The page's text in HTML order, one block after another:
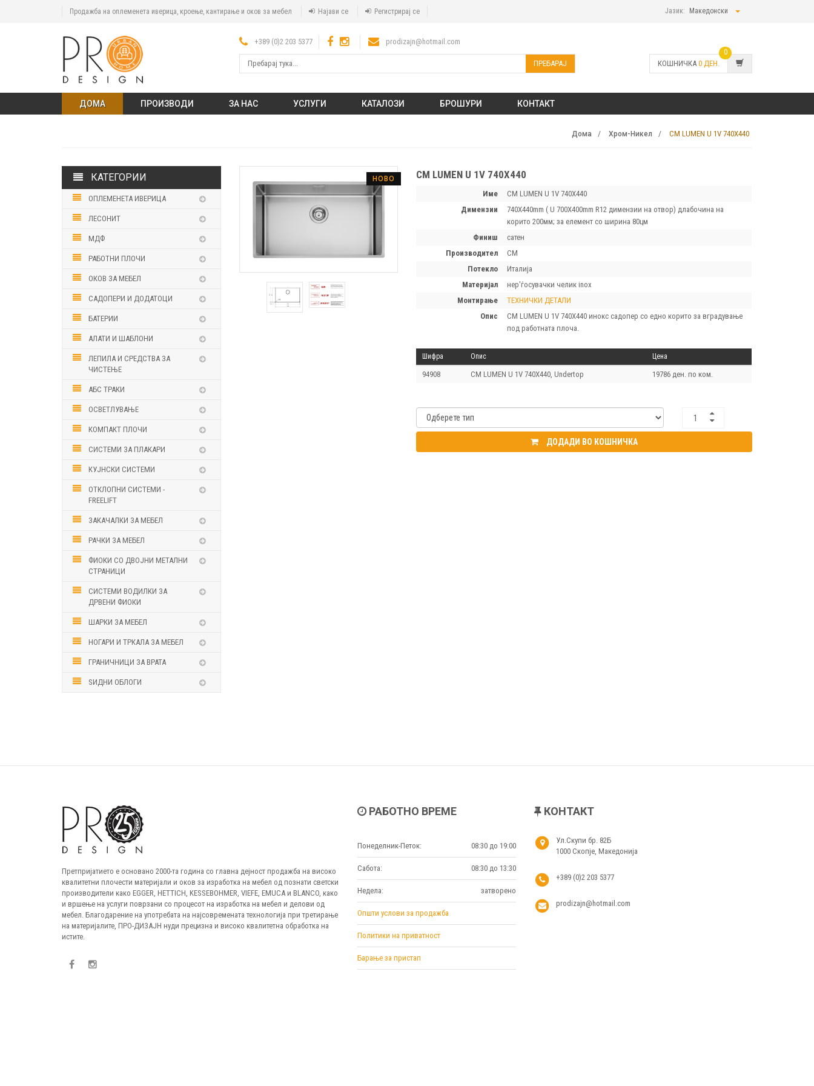
Продажба на оплеменета иверица, кроење, кантирање и оков за мебел Најави се Регистрирај се Јазик: Македонски
+389 (0)2 203 5377 prodizajn@hotmail.com
ПРЕБАРАЈ КОШНИЧКА 0 ДЕН.
0
ДОМА ПРОИЗВОДИ ЗА НАС УСЛУГИ КАТАЛОЗИ БРОШУРИ КОНТАКТ
Дома Хром-Никел CM LUMEN U 1V 740X440
КАТЕГОРИИ
ОПЛЕМЕНЕТА ИВЕРИЦА
ЛЕСОНИТ
МДФ
РАБОТНИ ПЛОЧИ
ОКОВ ЗА МЕБЕЛ
САДОПЕРИ И ДОДАТОЦИ
БАТЕРИИ
АЛАТИ И ШАБЛОНИ
ЛЕПИЛА И СРЕДСТВА ЗА
ЧИСТЕЊЕ
АБС ТРАКИ
ОСВЕТЛУВАЊЕ
КОМПАКТ ПЛОЧИ
СИСТЕМИ ЗА ПЛАКАРИ
КУЈНСКИ СИСТЕМИ
ОТКЛОПНИ СИСТЕМИ -
FREELIFT
ЗАКАЧАЛКИ ЗА МЕБЕЛ
РАЧКИ ЗА МЕБЕЛ
ФИОКИ СО ДВОЈНИ МЕТАЛНИ
СТРАНИЦИ
СИСТЕМИ ВОДИЛКИ ЗА
ДРВЕНИ ФИОКИ
ШАРКИ ЗА МЕБЕЛ
НОГАРИ И ТРКАЛА ЗА МЕБЕЛ
ГРАНИЧНИЦИ ЗА ВРАТА
ЅИДНИ ОБЛОГИ
НОВО CM LUMEN U 1V 740X440
Име
CM LUMEN U 1V 740X440
димензии
740X440mm ( U 700X400mm R12 димензии на отвор) длабочина на
корито 200мм; за елемент со ширина 80цм
финиш
сатен
производител
CM
потекло
Италија
материјал
нер'ѓосувачки челик inox
монтирање
ТЕХНИЧКИ ДЕТАЛИ
опис
CM LUMEN U 1V 740X440 инокс садопер со едно корито за вградување
под работната плоча.
Шифра Опис Цена
94908 CM LUMEN U 1V 740X440, Undertop 19786 ден. по ком.
ДОДАДИ ВО КОШНИЧКА
Претпријатието е основано 2000-та година со главна дејност продажба на високо
квалитетни плочести материјали и оков за изработка на мебел од познати светски
производители како EGGER, HETTICH, KESSEBOHMER, VIEFE, EMUCA и BLANCO, како
и вршење на услуги поврзани со процесот на изработка на мебел и делови од
мебел. Благодарение на употребата на најсовремената технологија при третирање
на материјалите, ПРО-ДИЗАЈН нуди прецизна и високо квалитетна обработка на
истите.
РАБОТНО ВРЕМЕ
Понеделник-Петок: 08:30 до 19:00
Сабота: 08:30 до 13:30
Недела: затворено
Општи услови за продажба
Политики на приватност
Барање за пристап
КОНТАКТ
Ул.Скупи бр. 82Б
1000 Скопје, Македонија
+389 (0)2 203 5377
prodizajn@hotmail.com